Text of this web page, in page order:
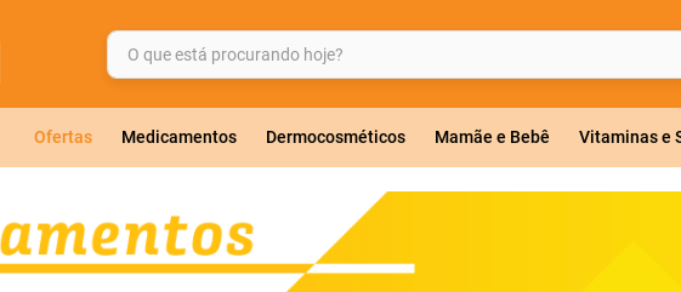
O que está procurando hoje?
Ofertas Medicamentos Dermocosméticos Mamãe e Bebê Vitaminas e
TERMOS MAIS BUSCADOS
3º
mounjaro
4º
rosuvastatina 20mg